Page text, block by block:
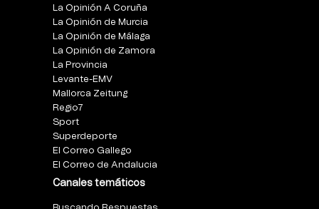
La Opinión A Coruña
La Opinión de Murcia
La Opinión de Málaga
La Opinión de Zamora
La Provincia
Levante-EMV
Mallorca Zeitung
Regio7
Sport
Superdeporte
El Correo Gallego
El Correo de Andalucia
Canales temáticos